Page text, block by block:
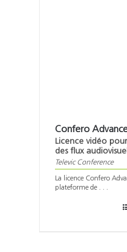
Confero
Licence vidéo
des flux
Televic Conference
La licence Confero
plateforme de . . .